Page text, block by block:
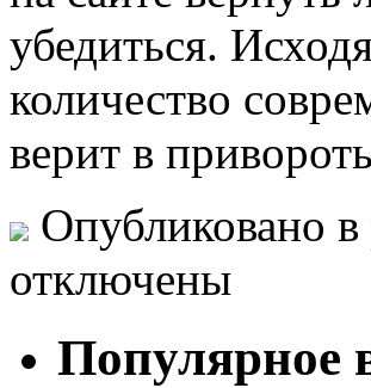
убедиться.
количество
верит в
Опубликовано
отключены
Популярное